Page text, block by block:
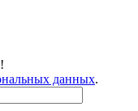
данных.